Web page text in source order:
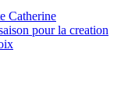
Catherine
pour la creation